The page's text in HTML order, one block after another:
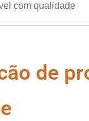
com qualidade
de